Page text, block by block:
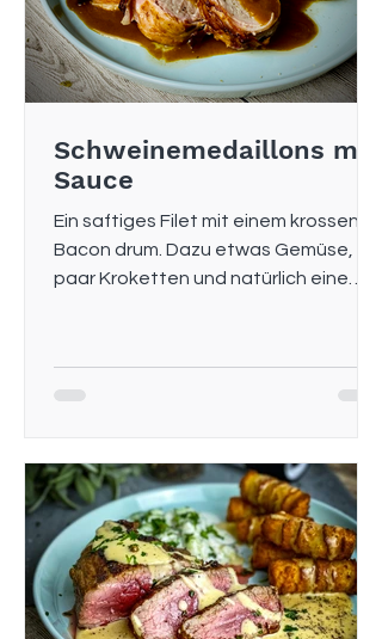
Schweinemedaillons mit
Sauce
Ein saftiges Filet mit einem krossen
Bacon drum. Dazu etwas Gemüse, ein
paar Kroketten und natürlich eine